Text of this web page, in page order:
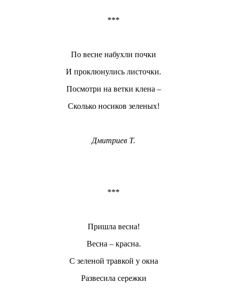
***
По весне набухли почки
И проклюнулись листочки.
Посмотри на ветки клена –
Сколько носиков зеленых!
Дмитриев Т.
***
Пришла весна!
Весна – красна.
С зеленой травкой у окна
Развесила сережки